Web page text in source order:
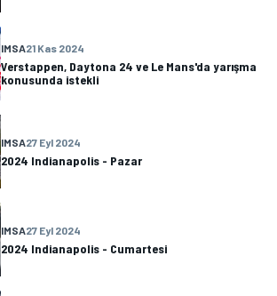
IMSA21 Kas 2024
Verstappen, Daytona 24 ve Le Mans'da yarışma
konusunda istekli
IMSA27 Eyl 2024
2024 Indianapolis - Pazar
IMSA27 Eyl 2024
2024 Indianapolis - Cumartesi